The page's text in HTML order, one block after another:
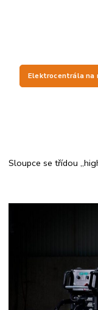
Elektrocentrála na
Sloupce se třídou